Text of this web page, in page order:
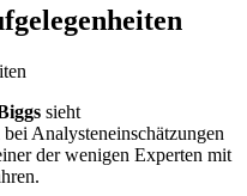
sieht
Analysteneinschätzungen
der wenigen Experten mit